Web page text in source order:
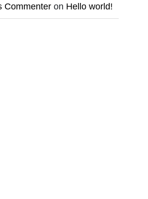
Commenter on Hello world!